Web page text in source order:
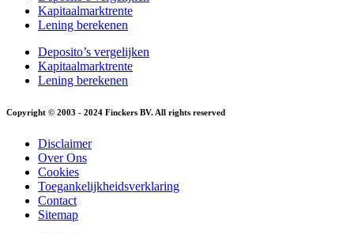
Kapitaalmarktrente
Lening berekenen
Deposito’s vergelijken
Kapitaalmarktrente
Lening berekenen
Copyright © 2003 - 2024 Finckers BV. All rights reserved
Disclaimer
Over Ons
Cookies
Toegankelijkheidsverklaring
Contact
Sitemap